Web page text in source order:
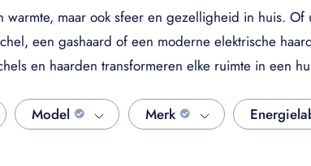
warmte, maar ook sfeer en gezelligheid in huis.
een gashaard of een moderne elektrische
en haarden transformeren elke ruimte in een
Model Merk